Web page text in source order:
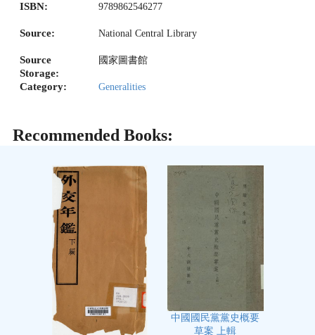
ISBN: 9789862546277
Source: National Central Library
Source
Storage:
國家圖書館
Category: Generalities
Recommended Books:
中國國民黨黨史概要
草案 上輯